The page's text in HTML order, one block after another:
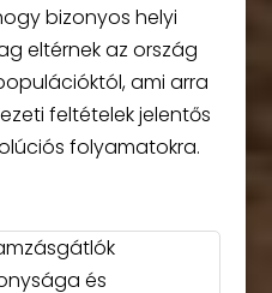
bizonyos helyi
eltérnek az ország
ami arra
feltételek jelentős
folyamatokra.
és